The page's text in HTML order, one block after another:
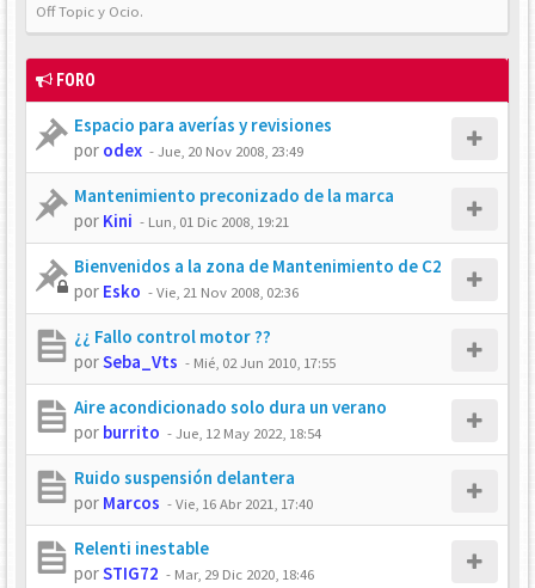
Off Topic y Ocio.
FORO
Espacio para averías y revisiones
por odex -Jue, 20 Nov 2008, 23:49
Mantenimiento preconizado de la marca
por Kini - Lun, 01 Dic 2008, 19:21
Bienvenidos a la zona de Mantenimiento de C2
por Esko -Vie, 21 Nov 2008, 02:36
¿¿ Fallo control motor ??
porSeba_Vts - Mié, 02 Jun 2010, 17:55
Aire acondicionado solo dura un verano
por burrito -Jue, 12 May 2022, 18:54
Ruido suspensión delantera
por Marcos -Vie, 16 Abr 2021, 17:40
Relenti inestable
porSTIG72 - Mar, 29 Dic 2020, 18:46